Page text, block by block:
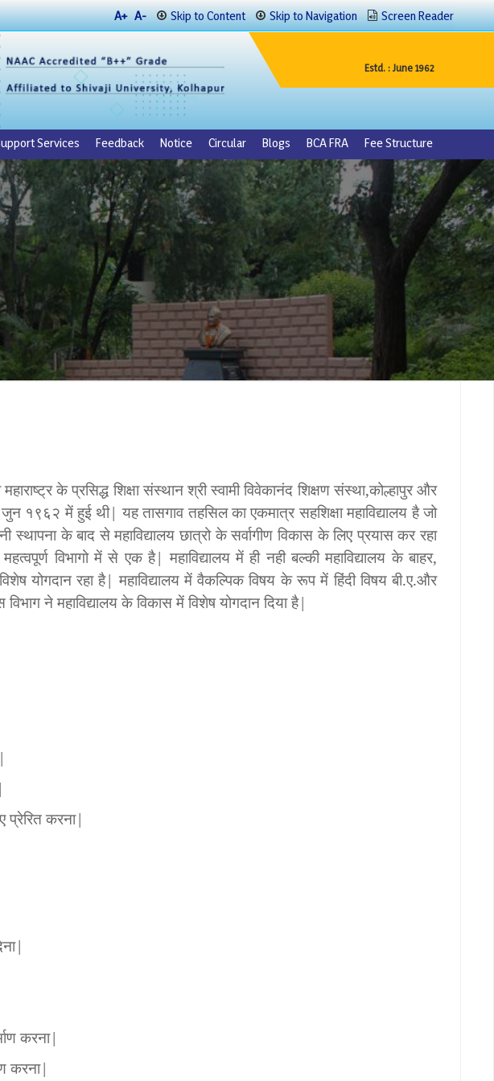
A+ A- Skip to Content Skip to Navigation Screen Reader
Estd. : June 1962
Services Feedback Notice Circular Blogs BCA FRA
Fee Structure
के प्रसिद्ध शिक्षा संस्थान श्री स्वामी विवेकानंद शिक्षण संस्था,कोल्हापुर और
जुन १९६२ में हुई थी| यह तासगाव तहसिल का एकमात्र सहशिक्षा महाविद्यालय है जो
स्थापना के बाद से महाविद्यालय छात्रो के सर्वागीण विकास के लिए प्रयास कर रहा
विभागो में से एक है| महाविद्यालय में ही नही बल्की महाविद्यालय के बाहर,
योगदान रहा है| महाविद्यालय में वैकल्पिक विषय के रूप में हिंदी विषय बी.ए.और
ने महाविद्यालय के विकास में विशेष योगदान दिया है|
प्रेरित करना|
|
करना|
करना|